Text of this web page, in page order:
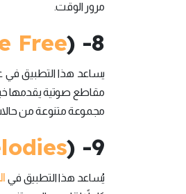
مرور الوقت.
8- (
Free
مجموعة متنوعة من
9- (
يُساعد هذا التطبيق في